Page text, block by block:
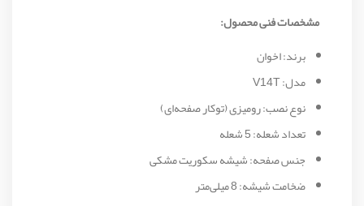
مشخصات فنی محصول:
برند: اخوان
مدل: V14T
نوع نصب: رومیزی (توکار صفحه‌ای)
تعداد شعله: 5 شعله
جنس صفحه: شیشه سکوریت مشکی
ضخامت شیشه: 8 میلی‌متر